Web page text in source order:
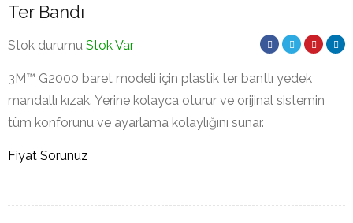
Ter Bandı
Stok durumu Stok Var
3M™ G2000 baret modeli için plastik ter bantlı yedek
mandallı kızak. Yerine kolayca oturur ve orijinal sistemin
tüm konforunu ve ayarlama kolaylığını sunar.
Fiyat Sorunuz